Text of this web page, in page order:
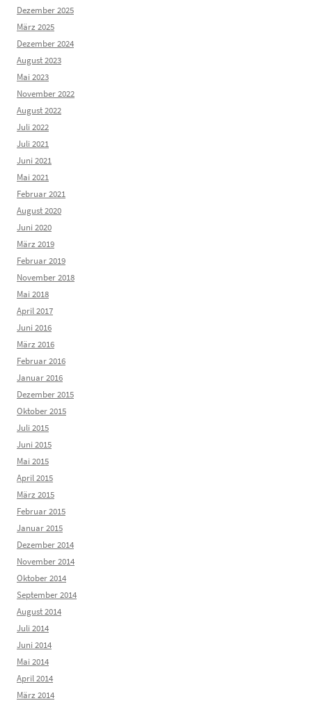
Dezember 2025
März 2025
Dezember 2024
August 2023
Mai 2023
November 2022
August 2022
Juli 2022
Juli 2021
Juni 2021
Mai 2021
Februar 2021
August 2020
Juni 2020
März 2019
Februar 2019
November 2018
Mai 2018
April 2017
Juni 2016
März 2016
Februar 2016
Januar 2016
Dezember 2015
Oktober 2015
Juli 2015
Juni 2015
Mai 2015
April 2015
März 2015
Februar 2015
Januar 2015
Dezember 2014
November 2014
Oktober 2014
September 2014
August 2014
Juli 2014
Juni 2014
Mai 2014
April 2014
März 2014